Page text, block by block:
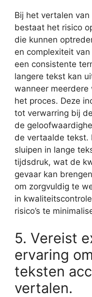
Bij het vertalen
bestaat het risico
die kunnen
en complexiteit
een consistente
langere tekst kan
wanneer
het proces. Deze
tot verwarring bij
de
de vertaalde tekst.
sluipen in lange
tijdsdruk, wat de
gevaar kan
om zorgvuldig te
in
risico’s te
5. Vereist
ervaring
teksten
vertalen.